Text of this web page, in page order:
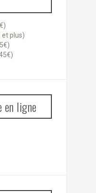
plus)
ligne